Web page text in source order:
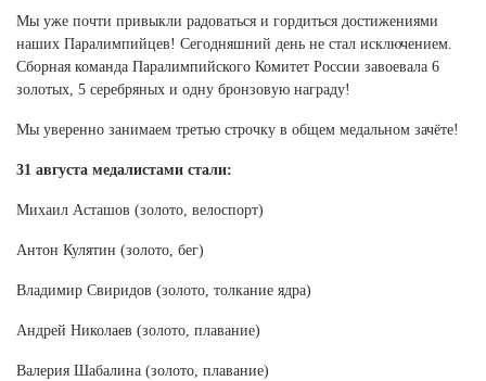
Омская область (5)
Республика Башкортостан (3)
Республика Крым (1)
Ростовская область (2)
Самарская область (1)
Саратовская область (1)
Северная Осетия (2)
Ставропольский край (5)
Томская область (1)
Тульская область (1)
Мы уже почти привыкли радоваться и гордиться достижениями
наших Паралимпийцев! Сегодняшний день не стал исключением.
Сборная команда Паралимпийского Комитет России завоевала 6
золотых, 5 серебряных и одну бронзовую награду!
Мы уверенно занимаем третью строчку в общем медальном зачёте!
31 августа медалистами стали:
Михаил Асташов (золото, велоспорт)
Антон Кулятин (золото, бег)
Владимир Свиридов (золото, толкание ядра)
Андрей Николаев (золото, плавание)
Валерия Шабалина (золото, плавание)